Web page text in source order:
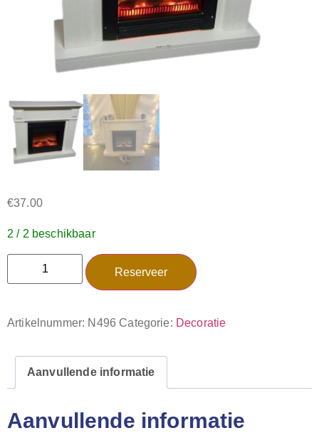
€37.00
2 / 2 beschikbaar
Reserveer
Artikelnummer: N496 Categorie: Decoratie
Aanvullende informatie
Aanvullende informatie